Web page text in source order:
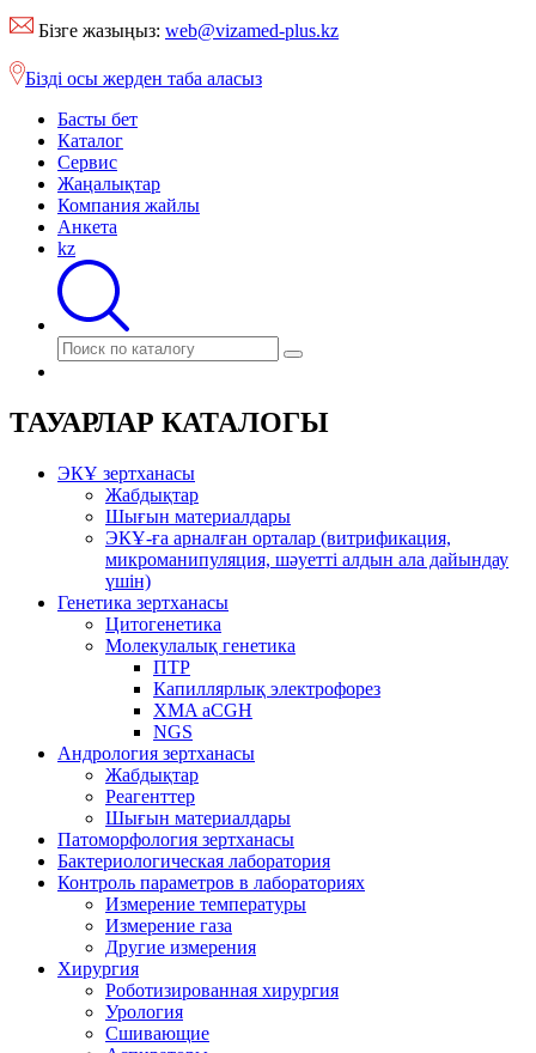
Бізге жазыңыз: web@vizamed-plus.kz
Бізді осы жерден таба аласыз
Басты бет
Каталог
Сервис
Жаңалықтар
Компания жайлы
Анкета
kz
ТАУАРЛАР КАТАЛОГЫ
ЭКҰ зертханасы
Жабдықтар
Шығын материалдары
ЭКҰ-ға арналған орталар (витрификация,
микроманипуляция, шәуетті алдын ала дайындау
үшін)
Генетика зертханасы
Цитогенетика
Молекулалық генетика
ПТР
Капиллярлық электрофорез
XMA aCGH
NGS
Андрология зертханасы
Жабдықтар
Реагенттер
Шығын материалдары
Патоморфология зертханасы
Бактериологическая лаборатория
Контроль параметров в лабораториях
Измерение температуры
Измерение газа
Другие измерения
Хирургия
Роботизированная хирургия
Урология
Сшивающие